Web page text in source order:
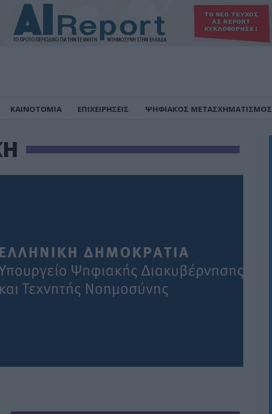
ΚΑΙΝΟΤΟΜΙΑ ΕΠΙΧΕΙΡΗΣΕΙΣ ΨΗΦΙΑΚΟΣ ΜΕΤΑΣΧΗΜΑΤΙΣΜΟΣ